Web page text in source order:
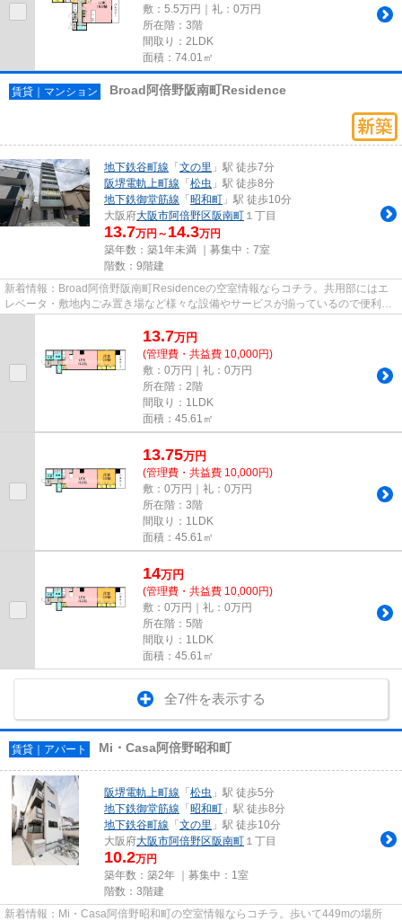
敷：5.5万円｜礼：0万円
所在階：3階
間取り：2LDK
面積：74.01㎡
賃貸｜マンション Broad阿倍野阪南町Residence
地下鉄谷町線 「文の里 」駅 徒歩7分
阪堺電軌上町線 「松虫 」駅 徒歩8分
地下鉄御堂筋線 「昭和町 」駅 徒歩10分
大阪府大阪市阿倍野区阪南町 １丁目
13.7万円～ 14.3万円
築年数：築1年未満 ｜募集中： 7室
階数：9階建
新着情報：Broad阿倍野阪南町Residenceの空室情報ならコチラ。共用部にはエ
レベータ・敷地内ごみ置き場など様々な設備やサービスが揃っているので便利で
す。2駅利用できるので電車をよ...
13.7万円
(管理費・共益費 10,000円)
敷：0万円｜礼：0万円
所在階：2階
間取り：1LDK
面積：45.61㎡
13.75万円
(管理費・共益費 10,000円)
敷：0万円｜礼：0万円
所在階：3階
間取り：1LDK
面積：45.61㎡
14万円
(管理費・共益費 10,000円)
敷：0万円｜礼：0万円
所在階：5階
間取り：1LDK
面積：45.61㎡
全7件を表示する
賃貸｜アパート Mi・Casa阿倍野昭和町
阪堺電軌上町線 「松虫 」駅 徒歩5分
地下鉄御堂筋線 「昭和町 」駅 徒歩8分
地下鉄谷町線 「文の里 」駅 徒歩10分
大阪府大阪市阿倍野区阪南町 １丁目
10.2万円
築年数：築2年 ｜募集中： 1室
階数：3階建
新着情報：Mi・Casa阿倍野昭和町の空室情報ならコチラ。歩いて449mの場所